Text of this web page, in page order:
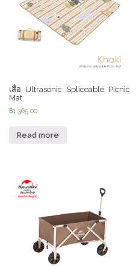
เสื่อ Ultrasonic Spliceable Picnic
Mat
฿1,365.00
Read more